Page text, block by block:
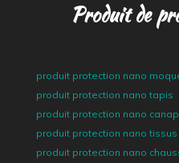
Produit de
produit protection nano
produit protection nano tapis
produit protection nano
produit protection nano tissus
produit protection nano